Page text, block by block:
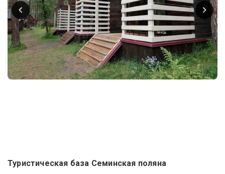
Туристическая база Семинская поляна